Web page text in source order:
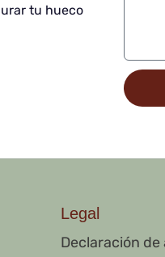
tu hueco
Legal
Declaración